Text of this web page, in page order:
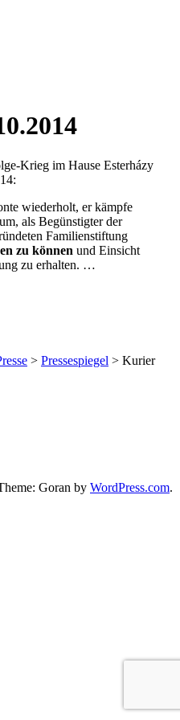
de Galantha
Krieg im Hause Esterházy
wiederholt, er kämpfe
als Begünstigter der
Familienstiftung
zu können und Einsicht
zu erhalten. …
> Pressespiegel > Kurier
Goran by WordPress.com.